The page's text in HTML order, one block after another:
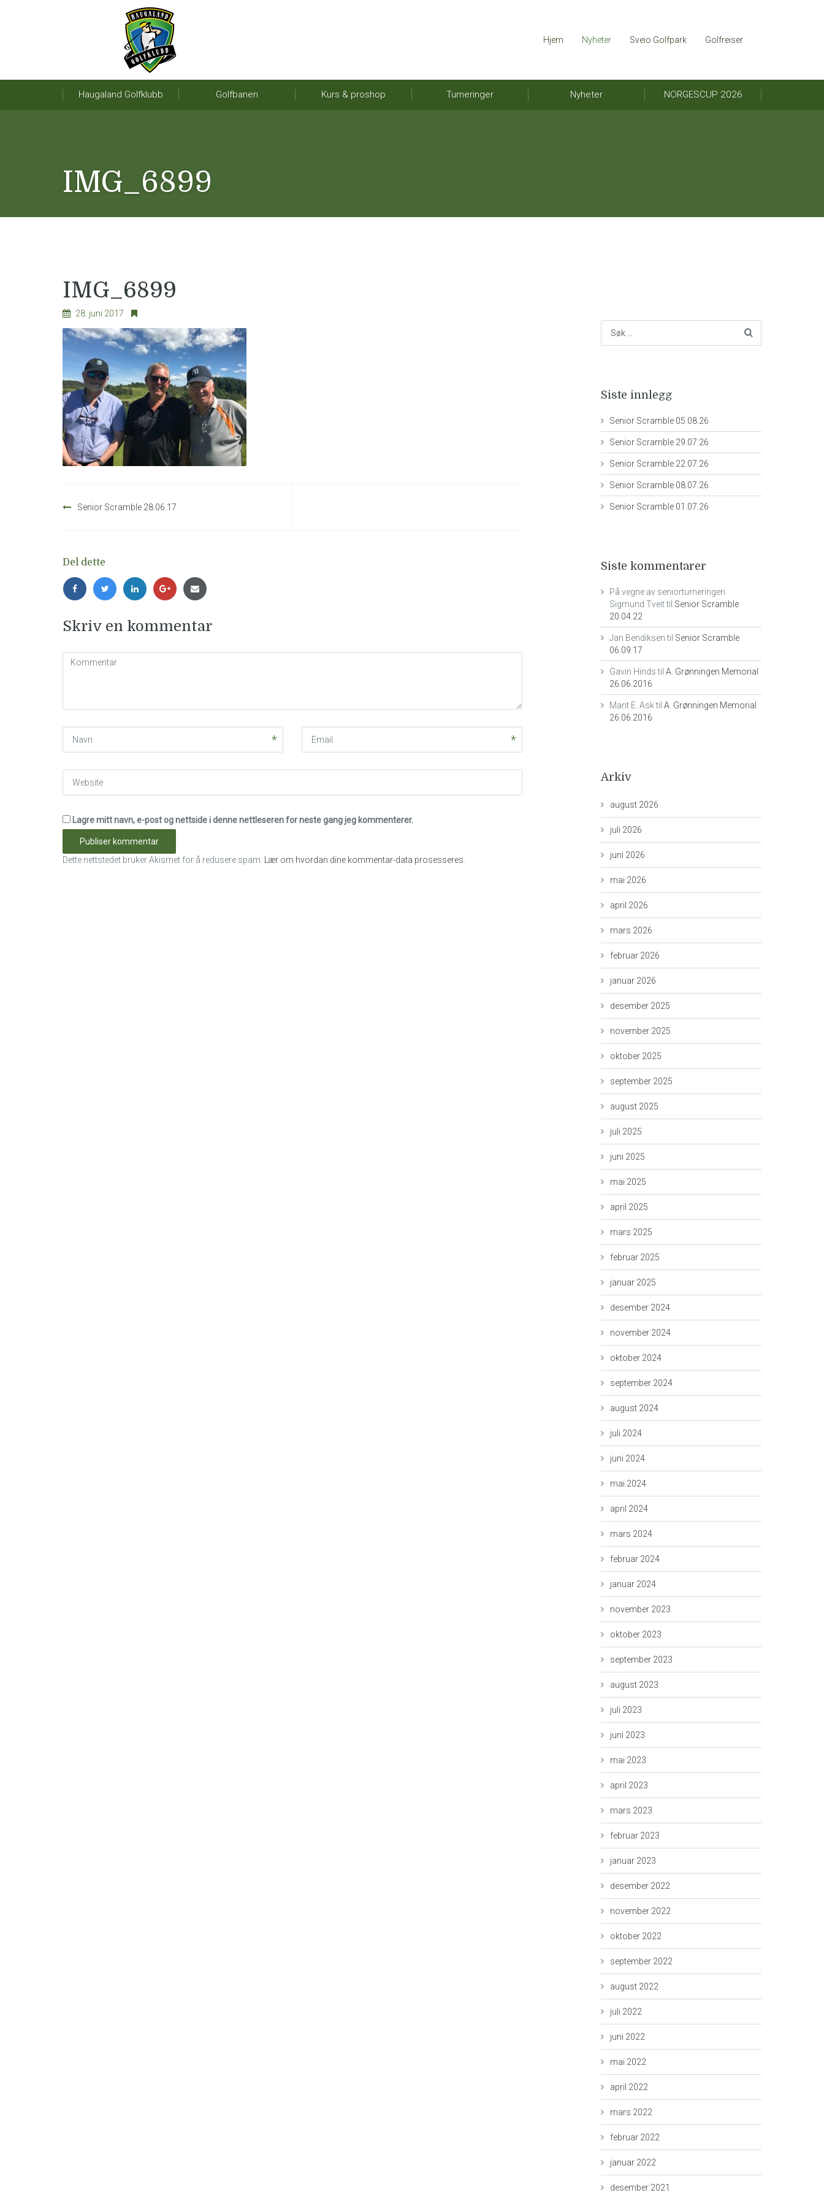
Hjem Nyheter Sveio Golfpark Golfreiser
Haugaland Golfklubb Golfbanen Kurs & proshop Turneringer Nyheter NORGESCUP 2026
IMG_6899
IMG_6899
28. juni 2017
Senior Scramble 28.06.17
Del dette
Skriv en kommentar
Kommentar
Lagre mitt navn, e-post og nettside i denne nettleseren for neste gang jeg kommenterer.
Dette nettstedet bruker Akismet for å redusere spam. Lær om hvordan dine kommentar-data prosesseres
Siste innlegg
Senior Scramble 05.08.26
Senior Scramble 29.07.26
Senior Scramble 22.07.26
Senior Scramble 08.07.26
Senior Scramble 01.07.26
Siste kommentarer
På vegne av seniorturneringen
Sigmund Tveittil Senior Scramble
20.04.22
Jan Bendiksentil Senior Scramble
06.09.17
Gavin Hindstil A. Grønningen Memorial
26.06.2016
Marit E. Asktil A. Grønningen Memorial
26.06.2016
Arkiv
august 2026
juli 2026
juni 2026
mai 2026
april 2026
mars 2026
februar 2026
januar 2026
desember 2025
november 2025
oktober 2025
september 2025
august 2025
juli 2025
juni 2025
mai 2025
april 2025
mars 2025
februar 2025
januar 2025
desember 2024
november 2024
oktober 2024
september 2024
august 2024
juli 2024
juni 2024
mai 2024
april 2024
mars 2024
februar 2024
januar 2024
november 2023
oktober 2023
september 2023
august 2023
juli 2023
juni 2023
mai 2023
april 2023
mars 2023
februar 2023
januar 2023
desember 2022
november 2022
oktober 2022
september 2022
august 2022
juli 2022
juni 2022
mai 2022
april 2022
mars 2022
februar 2022
januar 2022
desember 2021